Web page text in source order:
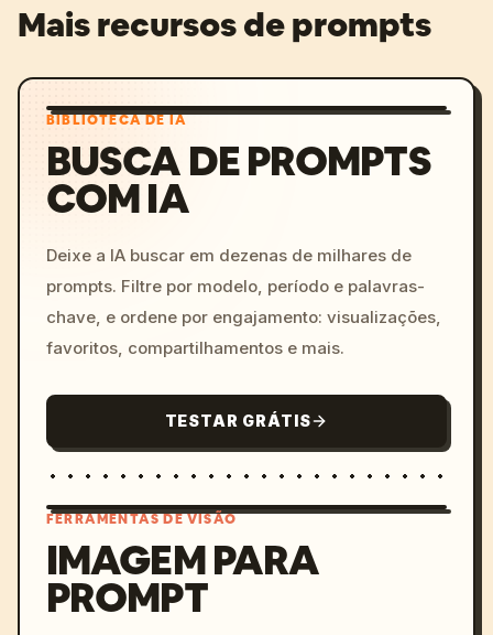
Mais recursos de prompts
BIBLIOTECA DE IA
BUSCA DE PROMPTS
COM IA
Deixe a IA buscar em dezenas de milhares de
prompts. Filtre por modelo, período e palavras-
chave, e ordene por engajamento: visualizações,
favoritos, compartilhamentos e mais.
TESTAR GRÁTIS
FERRAMENTAS DE VISÃO
IMAGEM PARA
PROMPT